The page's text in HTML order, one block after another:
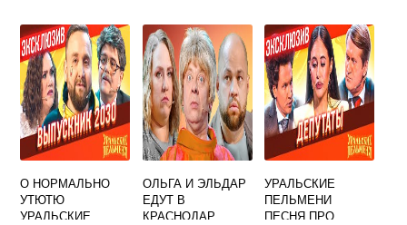
О НОРМАЛЬНО
УТЮТЮ
УРАЛЬСКИЕ
ОЛЬГА И ЭЛЬДАР
ЕДУТ В
КРАСНОДАР
УРАЛЬСКИЕ
ПЕЛЬМЕНИ
ПЕСНЯ ПРО